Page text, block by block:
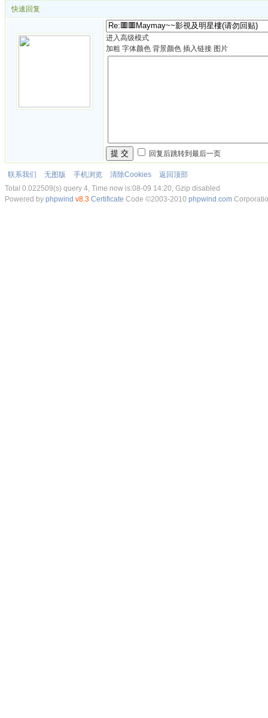
快速回复
进入高级模式
加粗 字体颜色 背景颜色 插入链接 图片
提 交 回复后跳转到最后一页
联系我们 无图版 手机浏览 清除Cookies
返回顶部
Total 0.022509(s) query 4, Time now is:08-09 14:20, Gzip disabled
Powered by phpwind v8.3 Certificate Code ©2003-2010 phpwind.com